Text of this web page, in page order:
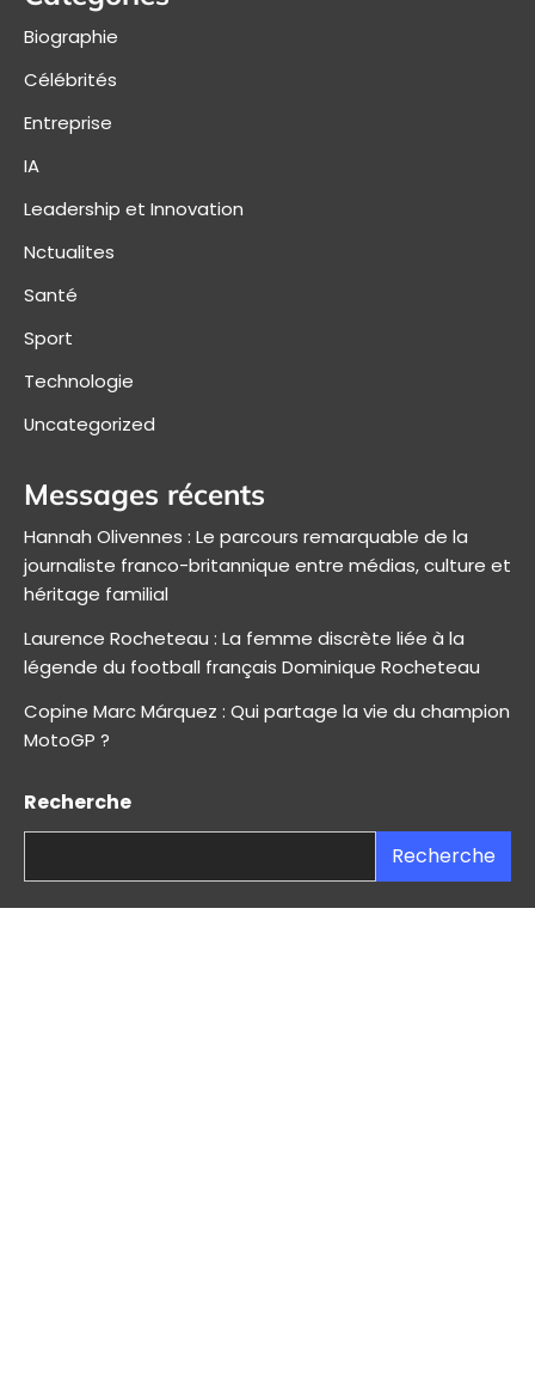
Biographie
Célébrités
Entreprise
IA
Leadership et Innovation
Nctualites
Santé
Sport
Technologie
Uncategorized
Messages récents
Hannah Olivennes : Le parcours remarquable de la
journaliste franco-britannique entre médias, culture et
héritage familial
Laurence Rocheteau : La femme discrète liée à la
légende du football français Dominique Rocheteau
Copine Marc Márquez : Qui partage la vie du champion
MotoGP ?
Recherche
Recherche